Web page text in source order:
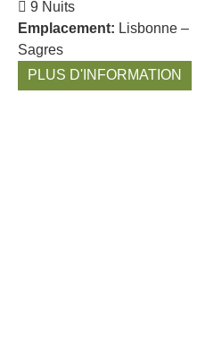
9 Nuits
Emplacement: Lisbonne –
Sagres
PLUS D'INFORMATION